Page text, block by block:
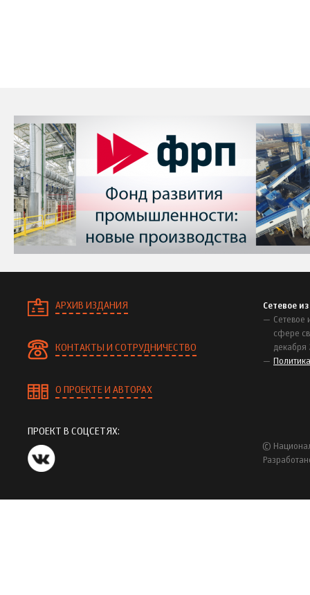
АРХИВ ИЗДАНИЯ
КОНТАКТЫ И СОТРУДНИЧЕСТВО
О ПРОЕКТЕ И АВТОРАХ
Сетевое
Сетевое
сфере
декабря
ПРОЕКТ В СОЦСЕТЯХ:
©